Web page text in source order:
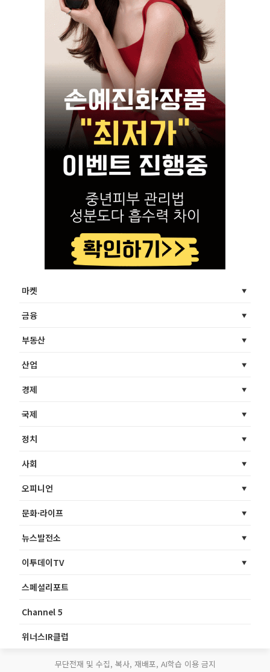
마켓
금융
부동산
산업
경제
국제
정치
사회
오피니언
문화·라이프
뉴스발전소
이투데이TV
스페셜리포트
Channel 5
위너스IR클럽
무단전재 및 수집, 복사, 재배포, AI학습 이용 금지